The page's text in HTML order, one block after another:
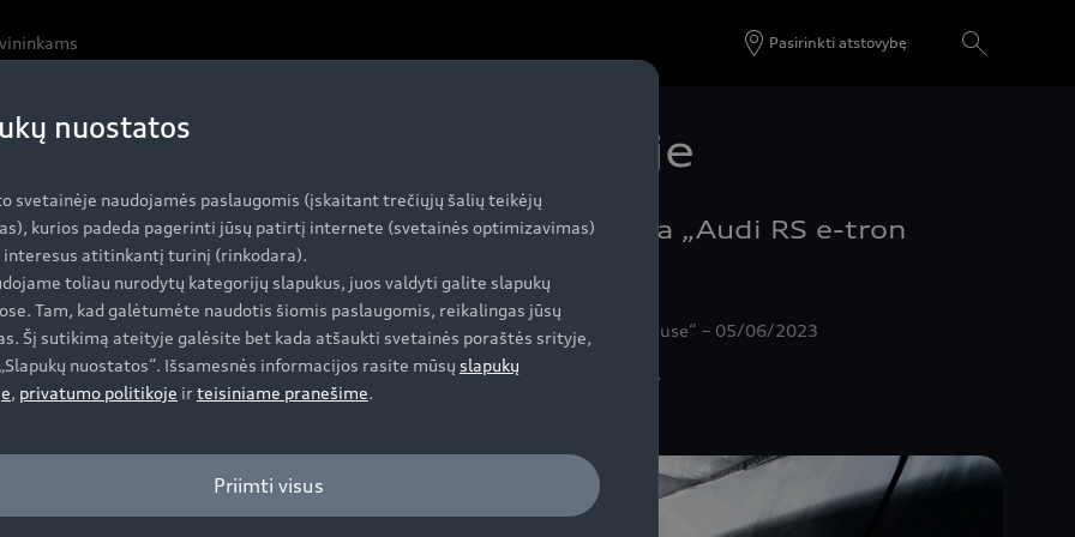
nuostatos
svetainėje naudojamės paslaugomis (įskaitant trečiųjų šalių teikėjų
kurios padeda pagerinti jūsų patirtį internete (svetainės optimizavimas)
atitinkantį turinį (rinkodara).
toliau nurodytų kategorijų slapukus, juos valdyti galite slapukų
Tam, kad galėtumėte naudotis šiomis paslaugomis, reikalingas jūsų
Šį sutikimą ateityje galėsite bet kada atšaukti svetainės poraštės srityje,
nuostatos“. Išsamesnės informacijos rasite mūsų slapukų
, privatumo politikoje irteisiniame pranešime.
Priimti visus
Pasirinkti atstovybę
darbas vėjo tunelyje
„Audi“ aerodinamikos vėjo tunelyje tobulina „Audi RS e-tron
GT“ formą.
time – Tekstas: Bernd Zerelles, nuotr.: Robert Fischer,video: „graupause“ – 05/06/2023
WLTP, o ne NEDC transporto priemonės sąnaudų ir išmetamųjų teršalų vertės.